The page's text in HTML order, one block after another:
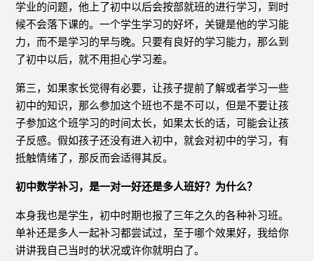
学业的问题，他上了初中以后会按部就班的进行学习，到时
候不会落下课的。一个学生学习的好坏，关键是他的学习能
力，而不是学习的早与晚。只要有良好的学习能力，那么到
了初中以后，就不用担心学习差。
第三，如果家长觉得有必要，让孩子提前了解或者学习一些
初中的知识，那么参加这个班也不是不可以，但是不要让孩
子参加这个班学习的时间太长，如果太长的话，可能会让孩
子反感。假如孩子还没有进入初中，就会对初中的学习，有
抵触情绪了，那反而会适得其反。
初中数学补习，是一对一好还是多人班好？为什么？
本身我也是学生，初中时期也报了三年之久的各种补习班。
单补还是多人一起补习都尝试过，至于哪个效果好，我给你
讲讲我自己当时的状况或许你就明白了。